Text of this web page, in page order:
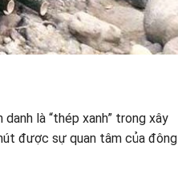
là “thép xanh” trong xây
được sự quan tâm của đông